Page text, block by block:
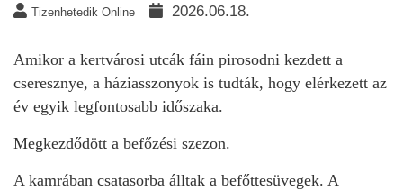
Tizenhetedik Online 2026.06.18.
Amikor a kertvárosi utcák fáin pirosodni kezdett a
cseresznye, a háziasszonyok is tudták, hogy elérkezett az
év egyik legfontosabb időszaka.
Megkezdődött a befőzési szezon.
A kamrában csatasorba álltak a befőttesüvegek. A